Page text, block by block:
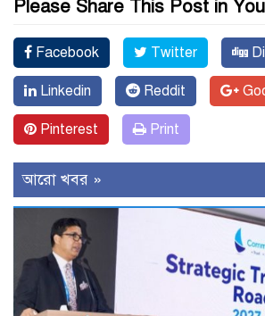
Please Share This Post in
Facebook Twitter
Linkedin Reddit
Pinterest Print
আরো খবর »